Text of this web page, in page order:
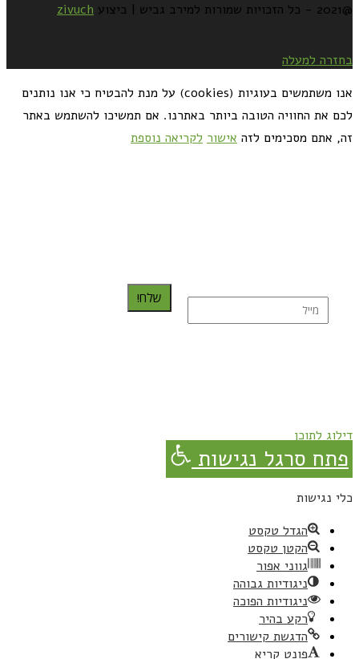
@2021 - כל הזכויות שמורות למירב גביש | ביצוע zivuch
בחזרה למעלה
אנו משתמשים בעוגיות (cookies) על מנת להבטיח כי אנו נותנים
לכם את החוויה הטובה ביותר באתרנו. אם תמשיכו להשתמש באתר
זה, אתם מסכימים לזה אישור לקריאה נוספת
שלח!
דילוג לתוכן
פתח סרגל נגישות
כלי נגישות
הגדל טקסט
הקטן טקסט
גווני אפור
ניגודיות גבוהה
ניגודיות הפוכה
רקע בהיר
הדגשת קישורים
פונט קריא